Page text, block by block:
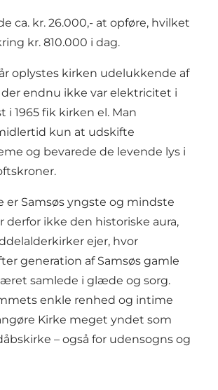
ca. kr. 26.000,- at opføre, hvilket
kr. 810.000 i dag.
oplystes kirken udelukkende af
der endnu ikke var elektricitet i
i 1965 fik kirken el. Man
kun at udskifte
og bevarede de levende lys i
er Samsøs yngste og mindste
derfor ikke den historiske aura,
ejer, hvor
generation af Samsøs gamle
samlede i glæde og sorg.
enkle renhed og intime
Kirke meget yndet som
– også for udensogns og